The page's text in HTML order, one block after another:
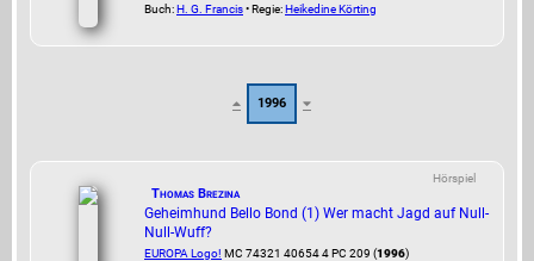
Buch:H. G. Francis• Regie:Heikedine Körting
1996
Hörspiel
Thomas Brezina
Geheimhund Bello Bond (1) Wer macht Jagd auf Null-
Null-Wuff?
EUROPA Logo! MC 74321 40654 4 PC 209 (1996)